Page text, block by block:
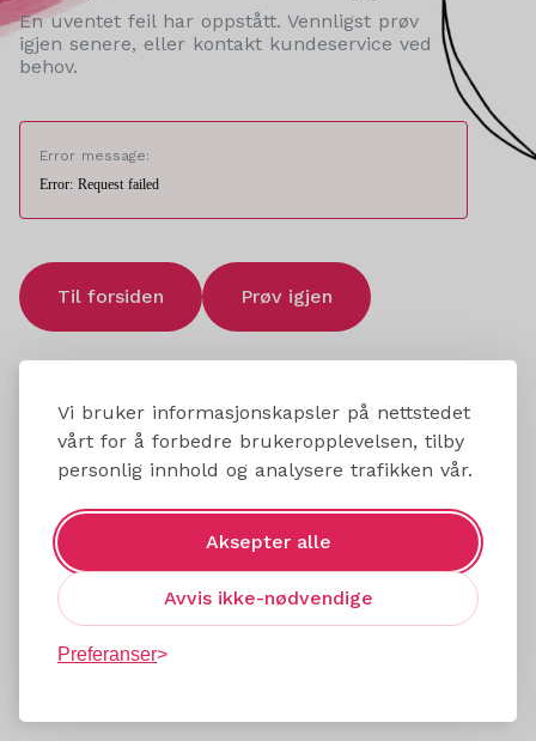
Vi bruker informasjonskapsler på nettstedet
vårt for å forbedre brukeropplevelsen, tilby
personlig innhold og analysere trafikken vår.
Aksepter alle
Avvis ikke-nødvendige
Preferanser
En uventet feil har oppstått. Vennligst prøv
igjen senere, eller kontakt kundeservice ved
behov.
Error message:
Error: Request failed
Til forsiden Prøv igjen